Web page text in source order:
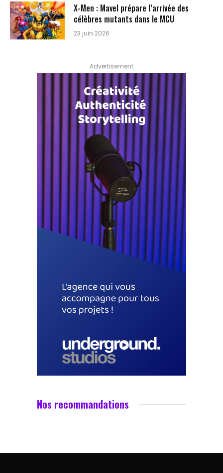
X-Men : Mavel prépare l’arrivée des
célèbres mutants dans le MCU
23 juin 2026
Advertisement
Nos recommandations